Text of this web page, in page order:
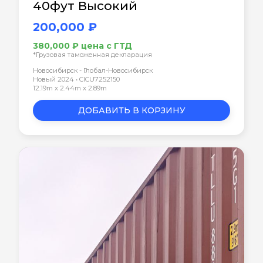
40фут Высокий
200,000 ₽
380,000 ₽ цена с ГТД
*Грузовая таможенная декларация
Новосибирск - Глобал-Новосибирск
Новый 2024 • CICU7252150
12.19m x 2.44m x 2.89m
ДОБАВИТЬ В КОРЗИНУ